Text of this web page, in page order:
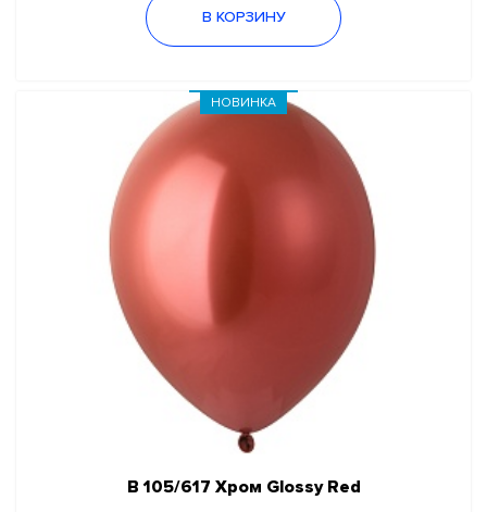
В КОРЗИНУ
В 105/617 Хром Glossy Red
НОВИНКА